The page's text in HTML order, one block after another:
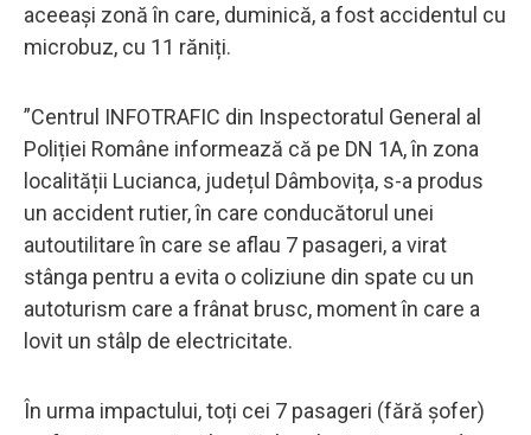
aceeași zonă în care, duminică, a fost accidentul cu
microbuz, cu 11 răniți.
”Centrul INFOTRAFIC din Inspectoratul General al
Poliției Române informează că pe DN 1A, în zona
localității Lucianca, județul Dâmbovița, s-a produs
un accident rutier, în care conducătorul unei
autoutilitare în care se aflau 7 pasageri, a virat
stânga pentru a evita o coliziune din spate cu un
autoturism care a frânat brusc, moment în care a
lovit un stâlp de electricitate.
În urma impactului, toți cei 7 pasageri (fără șofer)